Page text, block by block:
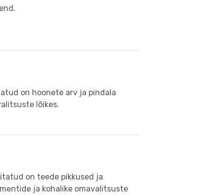
on hoonete arv ja pindala
lõikes.
on teede pikkused ja
ja kohalike omavalitsuste